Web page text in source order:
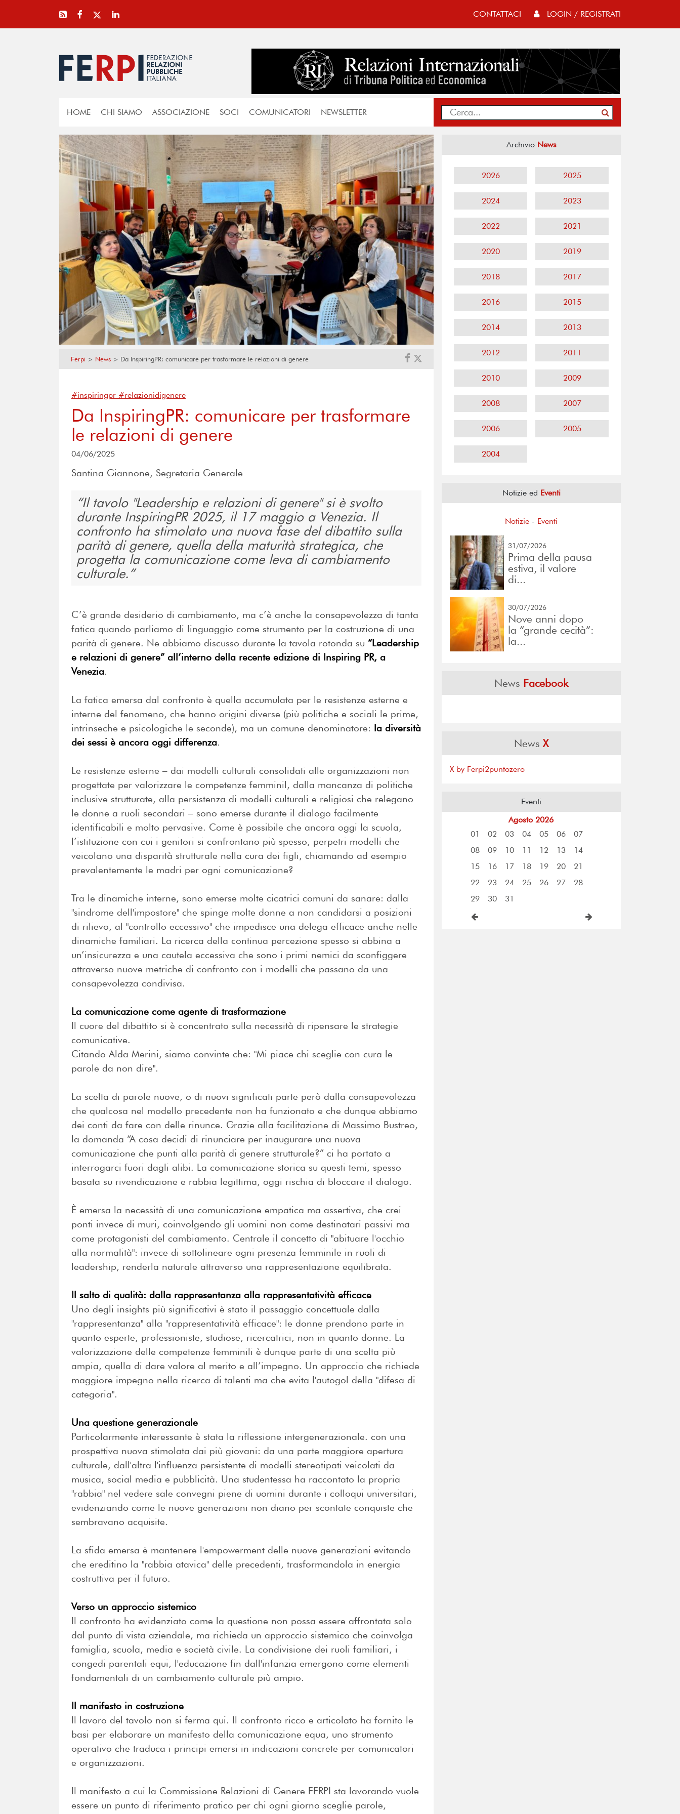
CONTATTACI LOGIN / REGISTRATI
HOME CHI SIAMO ASSOCIAZIONE SOCI COMUNICATORI NEWSLETTER
Ferpi > News > Da InspiringPR: comunicare per trasformare le relazioni di genere
#inspiringpr #relazionidigenere
Da InspiringPR: comunicare per trasformare
le relazioni di genere
04/06/2025
Santina Giannone, Segretaria Generale
Il tavolo "Leadership e relazioni di genere" si è svolto
durante InspiringPR 2025, il 17 maggio a Venezia. Il
confronto ha stimolato una nuova fase del dibattito sulla
parità di genere, quella della maturità strategica, che
progetta la comunicazione come leva di cambiamento
culturale.
C’è grande desiderio di cambiamento, ma c’è anche la consapevolezza di tanta
fatica quando parliamo di linguaggio come strumento per la costruzione di una
parità di genere. Ne abbiamo discusso durante la tavola rotonda su “Leadership
e relazioni di genere” all’interno della recente edizione di Inspiring PR, a
Venezia.
La fatica emersa dal confronto è quella accumulata per le resistenze esterne e
interne del fenomeno, che hanno origini diverse (più politiche e sociali le prime,
intrinseche e psicologiche le seconde), ma un comune denominatore: la diversità
dei sessi è ancora oggi differenza.
Le resistenze esterne – dai modelli culturali consolidati alle organizzazioni non
progettate per valorizzare le competenze femminil, dalla mancanza di politiche
inclusive strutturate, alla persistenza di modelli culturali e religiosi che relegano
le donne a ruoli secondari – sono emerse durante il dialogo facilmente
identificabili e molto pervasive. Come è possibile che ancora oggi la scuola,
l’istituzione con cui i genitori si confrontano più spesso, perpetri modelli che
veicolano una disparità strutturale nella cura dei figli, chiamando ad esempio
prevalentemente le madri per ogni comunicazione?
Tra le dinamiche interne, sono emerse molte cicatrici comuni da sanare: dalla
"sindrome dell'impostore" che spinge molte donne a non candidarsi a posizioni
di rilievo, al "controllo eccessivo" che impedisce una delega efficace anche nelle
dinamiche familiari. La ricerca della continua percezione spesso si abbina a
un’insicurezza e una cautela eccessiva che sono i primi nemici da sconfiggere
attraverso nuove metriche di confronto con i modelli che passano da una
consapevolezza condivisa.
La comunicazione come agente di trasformazione
Il cuore del dibattito si è concentrato sulla necessità di ripensare le strategie
comunicative.
Citando Alda Merini, siamo convinte che: "Mi piace chi sceglie con cura le
parole da non dire".
La scelta di parole nuove, o di nuovi significati parte però dalla consapevolezza
che qualcosa nel modello precedente non ha funzionato e che dunque abbiamo
dei conti da fare con delle rinunce. Grazie alla facilitazione di Massimo Bustreo,
la domanda “A cosa decidi di rinunciare per inaugurare una nuova
comunicazione che punti alla parità di genere strutturale?” ci ha portato a
interrogarci fuori dagli alibi. La comunicazione storica su questi temi, spesso
basata su rivendicazione e rabbia legittima, oggi rischia di bloccare il dialogo.
È emersa la necessità di una comunicazione empatica ma assertiva, che crei
ponti invece di muri, coinvolgendo gli uomini non come destinatari passivi ma
come protagonisti del cambiamento. Centrale il concetto di "abituare l'occhio
alla normalità": invece di sottolineare ogni presenza femminile in ruoli di
leadership, renderla naturale attraverso una rappresentazione equilibrata.
Il salto di qualità: dalla rappresentanza alla rappresentatività efficace
Uno degli insights più significativi è stato il passaggio concettuale dalla
"rappresentanza" alla "rappresentatività efficace": le donne prendono parte in
quanto esperte, professioniste, studiose, ricercatrici, non in quanto donne. La
valorizzazione delle competenze femminili è dunque parte di una scelta più
ampia, quella di dare valore al merito e all’impegno. Un approccio che richiede
maggiore impegno nella ricerca di talenti ma che evita l'autogol della "difesa di
categoria".
Una questione generazionale
Particolarmente interessante è stata la riflessione intergenerazionale. con una
prospettiva nuova stimolata dai più giovani: da una parte maggiore apertura
culturale, dall'altra l'influenza persistente di modelli stereotipati veicolati da
musica, social media e pubblicità. Una studentessa ha raccontato la propria
"rabbia" nel vedere sale convegni piene di uomini durante i colloqui universitari,
evidenziando come le nuove generazioni non diano per scontate conquiste che
sembravano acquisite.
La sfida emersa è mantenere l'empowerment delle nuove generazioni evitando
che ereditino la "rabbia atavica" delle precedenti, trasformandola in energia
costruttiva per il futuro.
Verso un approccio sistemico
Il confronto ha evidenziato come la questione non possa essere affrontata solo
dal punto di vista aziendale, ma richieda un approccio sistemico che coinvolga
famiglia, scuola, media e società civile. La condivisione dei ruoli familiari, i
congedi parentali equi, l'educazione fin dall'infanzia emergono come elementi
fondamentali di un cambiamento culturale più ampio.
Il manifesto in costruzione
Il lavoro del tavolo non si ferma qui. Il confronto ricco e articolato ha fornito le
basi per elaborare un manifesto della comunicazione equa, uno strumento
operativo che traduca i principi emersi in indicazioni concrete per comunicatori
e organizzazioni.
Il manifesto a cui la Commissione Relazioni di Genere FERPI sta lavorando vuole
essere un punto di riferimento pratico per chi ogni giorno sceglie parole,
Archivio News
2026 2025
2024 2023
2022 2021
2020 2019
2018 2017
2016 2015
2014 2013
2012 2011
2010 2009
2008 2007
2006 2005
2004
Notizie ed Eventi
Notizie - Eventi
31/07/2026
Prima della pausa
estiva, il valore
di...
30/07/2026
Nove anni dopo
la “grande cecità”:
la...
News Facebook
NewsX
X by Ferpi2puntozero
Eventi
Agosto 2026
01
02 03 04 05 06
07
08
09 10 11 12 13
14
15
16 17 18 19 20
21
22
23 24 25 26 27
28
29
30 31